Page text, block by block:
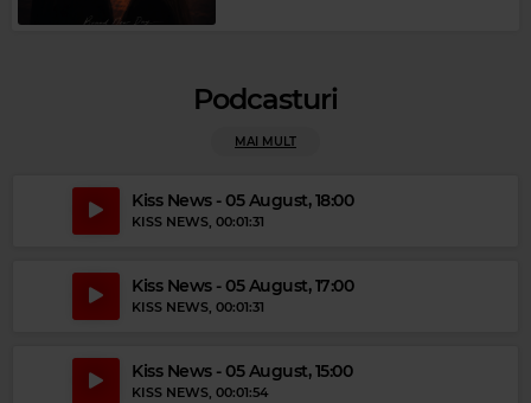
BANDO DO SUL FEAT. NATASCHA NIGHT FEVER
Podcasturi
MAI MULT
Kiss News - 05 August, 18:00
KISS NEWS, 00:01:31
Kiss News - 05 August, 17:00
KISS NEWS, 00:01:31
Kiss News - 05 August, 15:00
KISS NEWS, 00:01:54